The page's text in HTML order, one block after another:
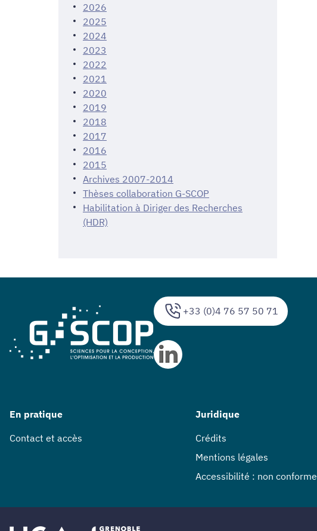
2026
2025
2024
2023
2022
2021
2020
2019
2018
2017
2016
2015
Archives 2007-2014
Thèses collaboration G-SCOP
Habilitation à Diriger des Recherches
(HDR)
+33 (0)4 76 57 50 71
En pratique
Contact et accès
Juridique
Crédits
Mentions légales
Accessibilité : non conforme